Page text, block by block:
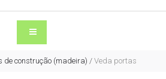
de construção (madeira) / Veda portas